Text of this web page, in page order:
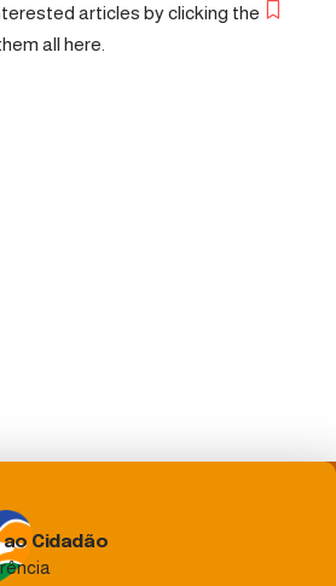
articles by clicking the
all here.
Cidadão